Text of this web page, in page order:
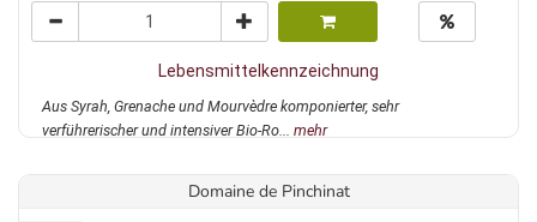
Lebensmittelkennzeichnung
Aus Syrah, Grenache und Mourvèdre komponierter, sehr
verführerischer und intensiver Bio-Ro... mehr
Domaine de Pinchinat